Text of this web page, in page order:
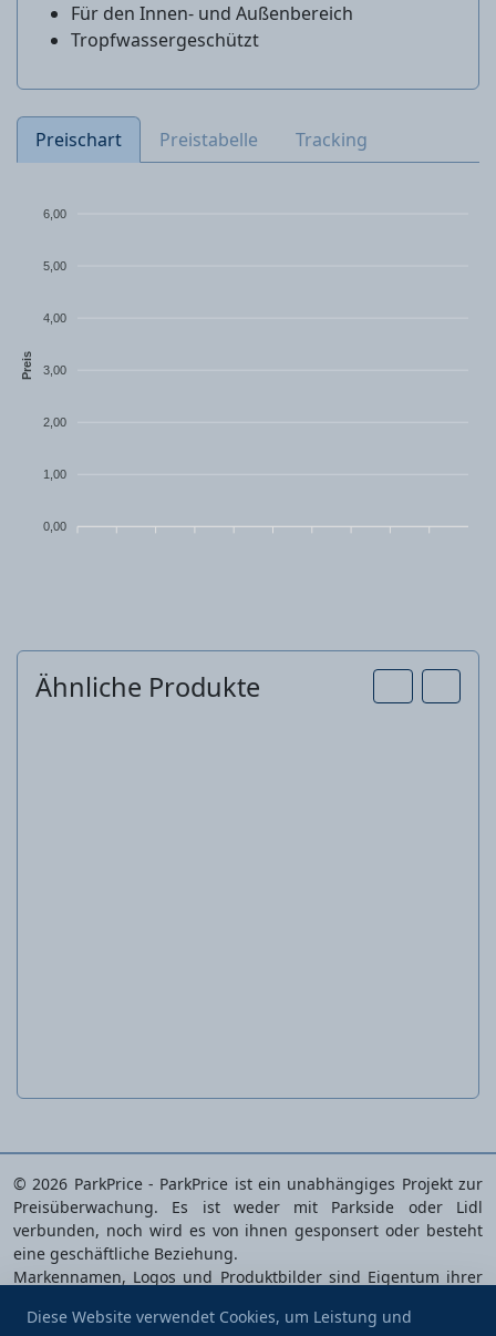
Für den Innen- und Außenbereich
Tropfwassergeschützt
Preischart Preistabelle Tracking
6,00
5,00
4,00
3,00
2,00
1,00
0,00
Preis
Ähnliche Produkte
© 2026 ParkPrice - ParkPrice ist ein unabhängiges Projekt zur
Preisüberwachung. Es ist weder mit Parkside oder Lidl
verbunden, noch wird es von ihnen gesponsert oder besteht
eine geschäftliche Beziehung.
Markennamen, Logos und Produktbilder sind Eigentum ihrer
Identifizierung der analysierten Produkte verwendet.
Diese Website verwendet Cookies, um Leistung und